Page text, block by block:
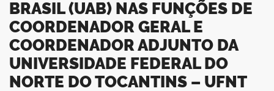
BRASIL (UAB) NAS FUNÇÕES DE
COORDENADOR GERAL E
COORDENADOR ADJUNTO DA
UNIVERSIDADE FEDERAL DO
NORTE DO TOCANTINS – UFNT